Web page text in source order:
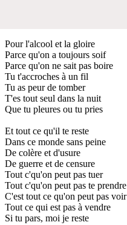
Pour l'alcool et la gloire
Parce qu'on a toujours soif
Parce qu'on ne sait pas boire
Tu t'accroches à un fil
Tu as peur de tomber
T'es tout seul dans la nuit
Que tu pleures ou tu pries
Et tout ce qu'il te reste
Dans ce monde sans peine
De colère et d'usure
De guerre et de censure
Tout c'qu'on peut pas tuer
Tout c'qu'on peut pas te prendre
C'est tout ce qu'on peut pas voir
Tout ce qui est pas à vendre
Si tu pars, moi je reste